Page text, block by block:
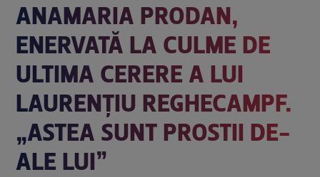
ANAMARIA PRODAN,
ENERVATĂ LA CULME DE
ULTIMA CERERE A LUI
LAURENȚIU REGHECAMPF.
„ASTEA SUNT PROSTII DE-
ALE LUI”